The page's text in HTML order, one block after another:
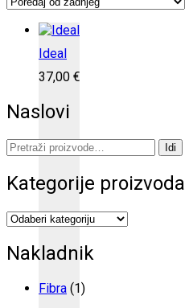
Ideal
37,00 €
Naslovi
Pretraži: Idi
Kategorije proizvoda
Nakladnik
Fibra (1)